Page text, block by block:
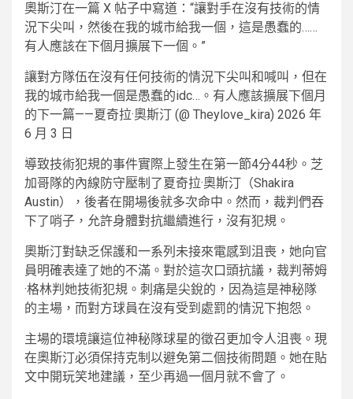
奧斯汀在一篇 X 帖子中寫道：“讓對手在沒有技術的情
況下尖叫，然後在我的城市給我一個，這是愚蠢的……
有人應該在下個月擴展下一個。”
讓對方隊伍在沒有任何技術的情況下尖叫和喊叫，但在
我的城市給我一個是愚蠢的idc…。有人應該擴展下個月
的下一篇——夏奇拉·奧斯汀 (@ Theylove_kira) 2026 年
6 月 3 日
導致技術犯規的事件實際上發生在第一節4分44秒。芝
加哥隊的內線防守壓制了夏奇拉·奧斯汀（Shakira
Austin），後者在開場後就多次命中。然而，裁判們吞
下了哨子，允許身體對抗繼續進行，沒有犯規。
奧斯汀對缺乏保護和一系列未接來電感到沮喪，她向官
員明確表達了她的不滿。對於這次口頭抗議，裁判蒂姆
·格林判她技術犯規。刺痛是尖銳的，因為這是神秘隊
的主場，而對方球員在沒有受到處罰的情況下抱怨。
主場的環境讓這位神秘隊球星的徵召更加令人沮喪。現
在奧斯汀必須保持克制以避免第二個技術問題。她在貼
文中開玩笑地建議，至少再過一個月就不會了。